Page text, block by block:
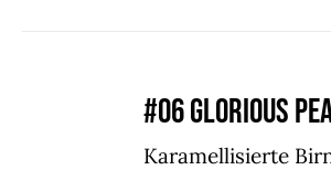
#06 GLORIOUS
Karamellisierte